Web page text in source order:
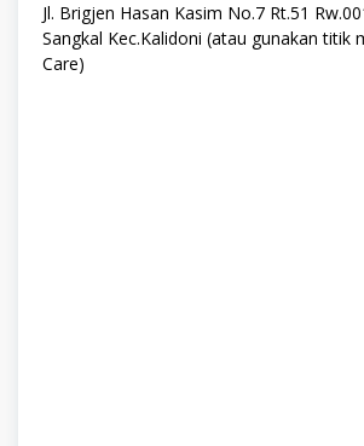
Jl. Brigjen Hasan Kasim No.7 Rt.51
Sangkal Kec.Kalidoni (atau gunakan titik
Care)